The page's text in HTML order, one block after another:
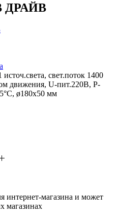
ДРАЙВ
свет.поток 1400
движения, U-пит.220В, P-
ø180х50 мм
интернет-магазина и может
магазинах